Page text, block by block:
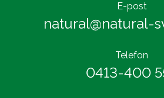
E-post
natural@natural-
Telefon
0413-400